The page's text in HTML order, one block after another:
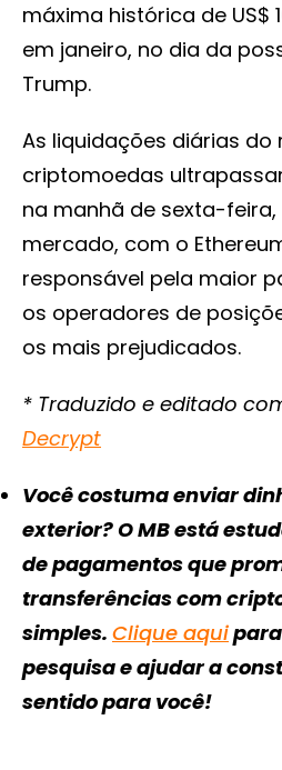
máxima histórica de US$
em janeiro, no dia da
Trump.
As liquidações diárias do
criptomoedas
na manhã de sexta-
mercado, com o
responsável pela maior
os operadores de
os mais prejudicados.
* Traduzido e editado
Decrypt
Você costuma enviar
exterior? O MB está
de pagamentos que
transferências com
simples. Clique aqui
pesquisa e ajudar a
sentido para você!